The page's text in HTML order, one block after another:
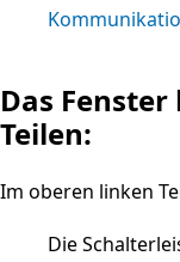
Das
Teilen:
Im oberen linken
Die